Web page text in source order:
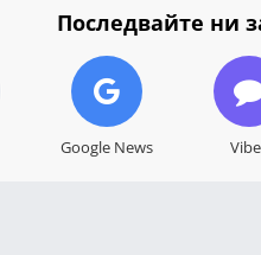
Последвайте ни
Google News